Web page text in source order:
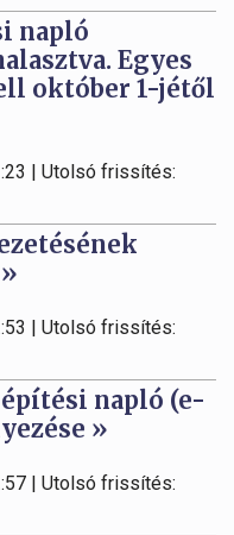
napló
Egyes
október 1-jétől
| Utolsó frissítés:
| Utolsó frissítés:
napló (e-
»
| Utolsó frissítés: